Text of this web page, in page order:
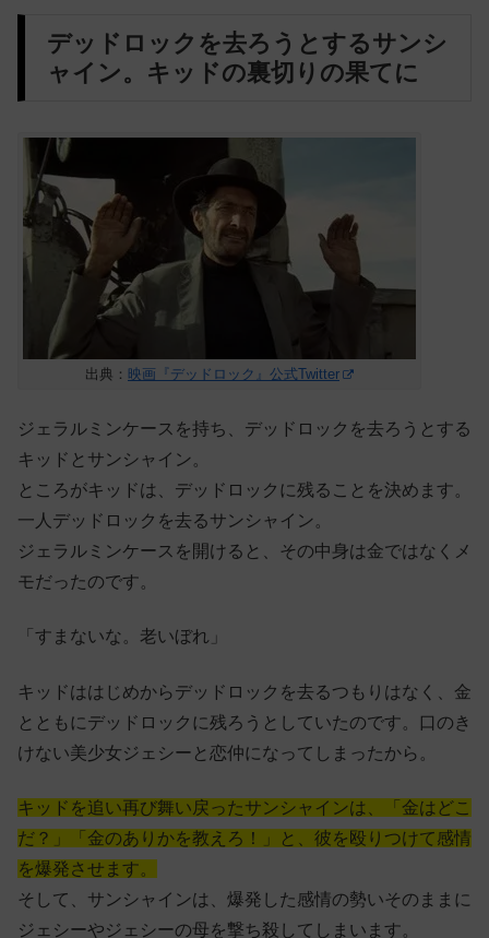
デッドロックを去ろうとするサンシ
ャイン。キッドの裏切りの果てに
出典： 映画『デッドロック』公式Twitter
ジェラルミンケースを持ち、デッドロックを去ろうとする
キッドとサンシャイン。
ところがキッドは、デッドロックに残ることを決めます。
一人デッドロックを去るサンシャイン。
ジェラルミンケースを開けると、その中身は金ではなくメ
モだったのです。
「すまないな。老いぼれ」
キッドははじめからデッドロックを去るつもりはなく、金
とともにデッドロックに残ろうとしていたのです。口のき
けない美少女ジェシーと恋仲になってしまったから。
キッドを追い再び舞い戻ったサンシャインは、「金はどこ
だ？」「金のありかを教えろ！」と、彼を殴りつけて感情
を爆発させます。
そして、サンシャインは、爆発した感情の勢いそのままに
ジェシーやジェシーの母を撃ち殺してしまいます。